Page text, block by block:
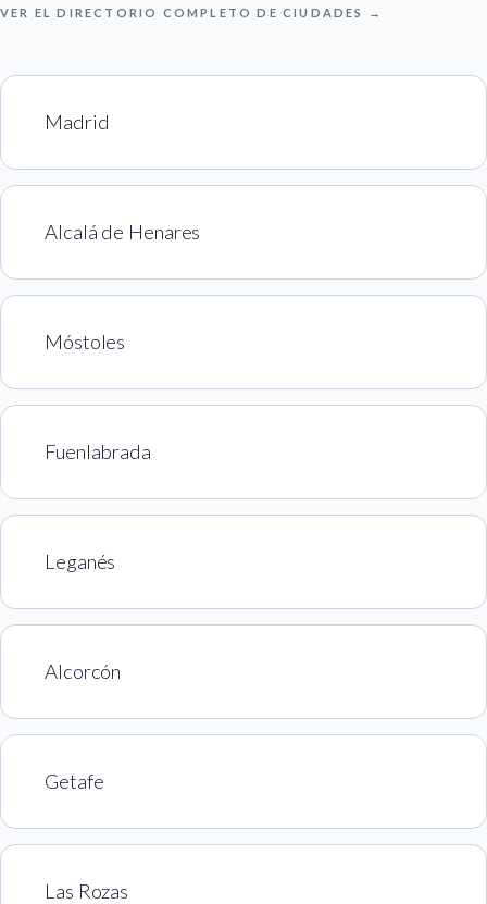
VER EL DIRECTORIO COMPLETO DE CIUDADES →
Madrid
Alcalá de Henares
Móstoles
Fuenlabrada
Leganés
Alcorcón
Getafe
Las Rozas